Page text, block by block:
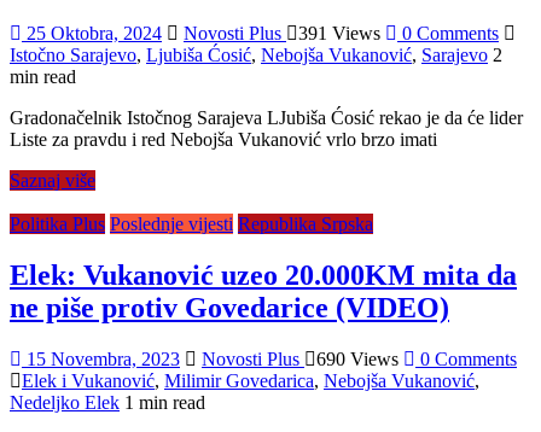
25 Oktobra, 2024 Novosti Plus 391 Views
0 Comments
Istočno Sarajevo, Ljubiša Ćosić, Nebojša Vukanović, Sarajevo 2
min read
Gradonačelnik Istočnog Sarajeva LJubiša Ćosić rekao je da će lider
Liste za pravdu i red Nebojša Vukanović vrlo brzo imati
Saznaj više
Politika Plus Poslednje vijesti Republika Srpska
Elek: Vukanović uzeo 20.000KM mita da
ne piše protiv Govedarice (VIDEO)
15 Novembra, 2023 Novosti Plus 690 Views
0 Comments
Elek i Vukanović, Milimir Govedarica, Nebojša Vukanović,
Nedeljko Elek 1 min read